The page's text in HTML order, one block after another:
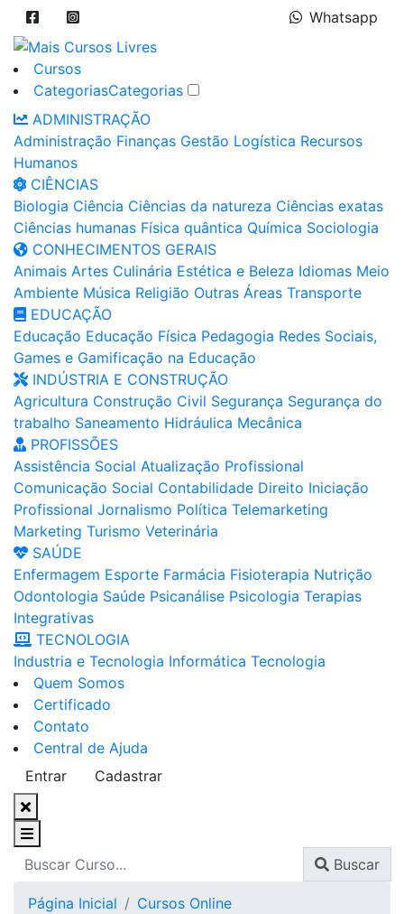
Whatsapp
Cursos
CategoriasCategorias
ADMINISTRAÇÃO
Administração Finanças Gestão Logística Recursos
Humanos
CIÊNCIAS
Biologia Ciência Ciências da natureza Ciências exatas
Ciências humanas Física quântica Química Sociologia
CONHECIMENTOS GERAIS
Animais Artes Culinária Estética e Beleza Idiomas Meio
Ambiente Música Religião Outras Áreas Transporte
EDUCAÇÃO
Educação Educação Física Pedagogia Redes Sociais,
Games e Gamificação na Educação
INDÚSTRIA E CONSTRUÇÃO
Agricultura Construção Civil Segurança Segurança do
trabalho Saneamento Hidráulica Mecânica
PROFISSÕES
Assistência Social Atualização Profissional
Comunicação Social Contabilidade Direito Iniciação
Profissional Jornalismo Política Telemarketing
Marketing Turismo Veterinária
SAÚDE
Enfermagem Esporte Farmácia Fisioterapia Nutrição
Odontologia Saúde Psicanálise Psicologia Terapias
Integrativas
TECNOLOGIA
Industria e Tecnologia Informática Tecnologia
Quem Somos
Certificado
Contato
Central de Ajuda
Entrar
Cadastrar
Buscar
Página Inicial
Cursos Online